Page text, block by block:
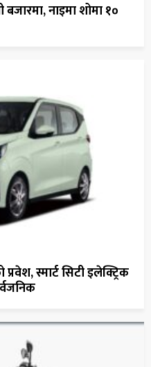
नाइमा शोमा १०
स्मार्ट सिटी इलेक्ट्रिक